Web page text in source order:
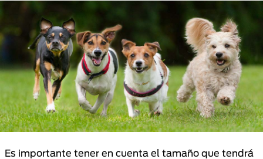
Es importante tener en cuenta el tamaño que tendrá